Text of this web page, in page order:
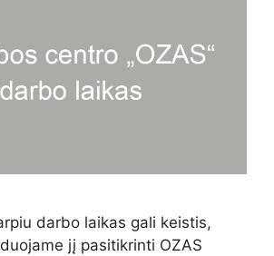
darbo laikas gali keistis,
jį pasitikrinti OZAS